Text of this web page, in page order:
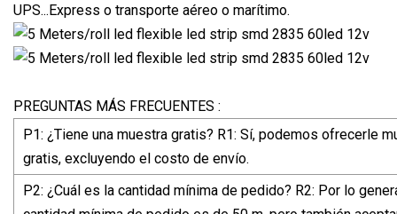
UPS...Express o transporte aéreo o marítimo.
PREGUNTAS MÁS FRECUENTES :
P1: ¿Tiene una muestra gratis? R1: Sí, podemos ofrecerle
gratis, excluyendo el costo de envío.
P2: ¿Cuál es la cantidad mínima de pedido? R2: Por lo